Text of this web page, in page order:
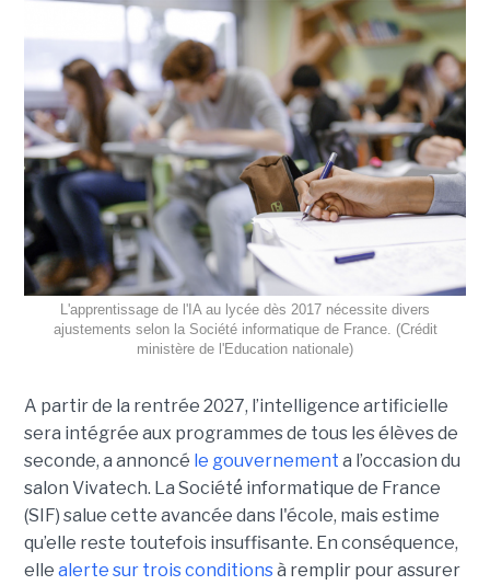
L'apprentissage de l'IA au lycée dès 2017 nécessite divers
ajustements selon la Société informatique de France. (Crédit
ministère de l'Education nationale)
A partir de la rentrée 2027, l’intelligence artificielle
sera intégrée aux programmes de tous les élèves de
seconde, a annoncé le gouvernement a l’occasion du
salon Vivatech. La Société́ informatique de France
(SIF) salue cette avancée dans l'école, mais estime
qu’elle reste toutefois insuffisante. En conséquence,
elle alerte sur trois conditionsà remplir pour assurer